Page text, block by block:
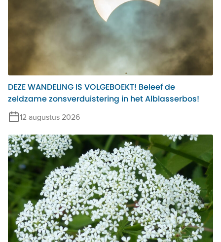
DEZE WANDELING IS VOLGEBOEKT! Beleef de
zeldzame zonsverduistering in het Alblasserbos!
12 augustus 2026